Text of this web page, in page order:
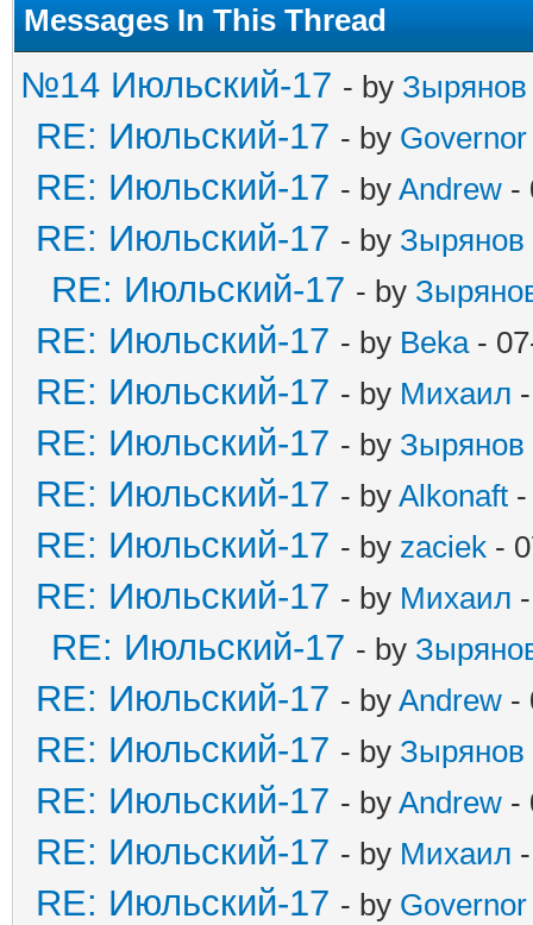
Messages In This Thread
№14 Июльский-17 - by Зырянов
RE: Июльский-17 - by Governor
RE: Июльский-17 - by Andrew -
RE: Июльский-17 - by Зырянов
RE: Июльский-17 - by
RE: Июльский-17 - by Beka-
RE: Июльский-17 - by Михаил
RE: Июльский-17 - by Зырянов
RE: Июльский-17 - by Alkonaft
RE: Июльский-17 - by zaciek -
RE: Июльский-17 - by Михаил
RE: Июльский-17 - by
RE: Июльский-17 - by Andrew -
RE: Июльский-17 - by Зырянов
RE: Июльский-17 - by Andrew -
RE: Июльский-17 - by Михаил
RE: Июльский-17 - by Governor